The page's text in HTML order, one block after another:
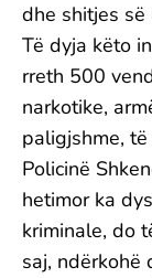
dhe shitjes
Të dyja këto
rreth 500
narkotike,
paligjshme,
Policinë
hetimor ka
kriminale, do
saj, ndërkohë